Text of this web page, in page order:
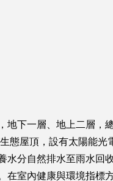
地下一層、地上二層，
態屋頂，設有太陽能光
水分自然排水至雨水回
室內健康與環境指標